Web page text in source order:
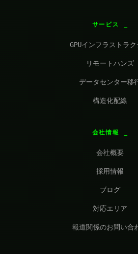
サービス
GPUインフラストラク
リモートハンズ
データセンター移
構造化配線
会社情報
会社概要
採用情報
ブログ
対応エリア
報道関係のお問い合